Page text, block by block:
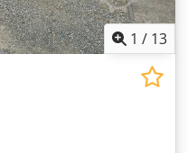
1 / 13